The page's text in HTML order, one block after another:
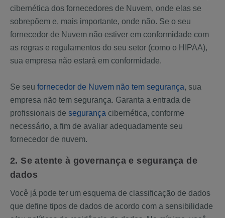
cibernética dos fornecedores de Nuvem, onde elas se
sobrepõem e, mais importante, onde não. Se o seu
fornecedor de Nuvem não estiver em conformidade com
as regras e regulamentos do seu setor (como o HIPAA),
sua empresa não estará em conformidade.
Se seu fornecedor de Nuvem não tem segurança, sua
empresa não tem segurança. Garanta a entrada de
profissionais de segurança cibernética, conforme
necessário, a fim de avaliar adequadamente seu
fornecedor de nuvem.
2. Se atente à governança e segurança de
dados
Você já pode ter um esquema de classificação de dados
que define tipos de dados de acordo com a sensibilidade